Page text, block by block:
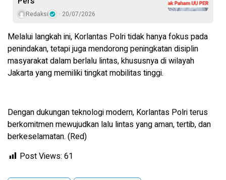
Redaksi 20/07/2026
Melalui langkah ini, Korlantas Polri tidak hanya fokus pada
penindakan, tetapi juga mendorong peningkatan disiplin
masyarakat dalam berlalu lintas, khususnya di wilayah
Jakarta yang memiliki tingkat mobilitas tinggi.
Dengan dukungan teknologi modern, Korlantas Polri terus
berkomitmen mewujudkan lalu lintas yang aman, tertib, dan
berkeselamatan. (Red)
Post Views: 61